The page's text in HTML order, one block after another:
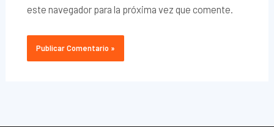
este navegador para la próxima vez que comente.